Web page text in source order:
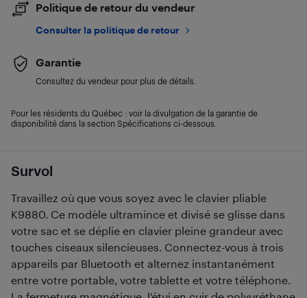
Survol
Travaillez où que vous soyez avec le clavier pliable
K9880. Ce modèle ultramince et divisé se glisse dans
votre sac et se déplie en clavier pleine grandeur avec
touches ciseaux silencieuses. Connectez-vous à trois
appareils par Bluetooth et alternez instantanément
entre votre portable, votre tablette et votre téléphone.
Politique de retour du vendeur
Consulter la politique de retour
Garantie
Consultez du vendeur pour plus de détails.
Pour les résidents du Québec : voir la divulgation de la garantie de
disponibilité dans la section Spécifications ci-dessous.